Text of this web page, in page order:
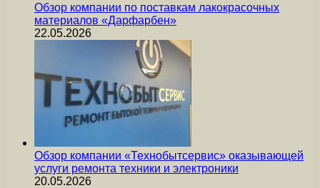
Обзор компании по поставкам лакокрасочных
материалов «Дарфарбен»
22.05.2026
Обзор компании «Технобытсервис» оказывающей
услуги ремонта техники и электроники
20.05.2026